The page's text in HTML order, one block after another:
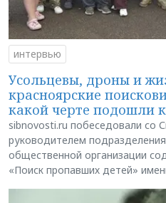
интервью
Усольцевы, дроны и
красноярские
какой черте подошли к
sibnovosti.ru побеседовали со
руководителем
общественной организации
«Поиск пропавших детей»